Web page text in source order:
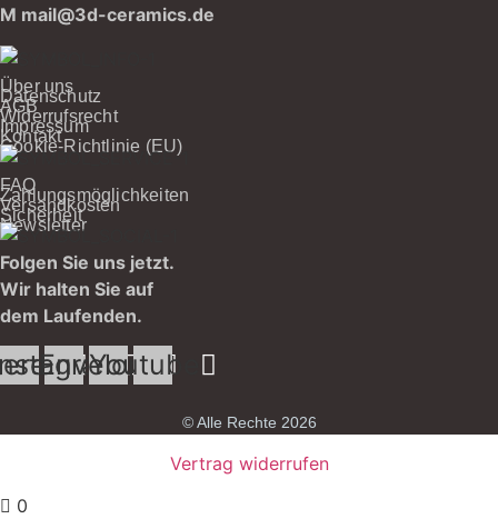
M mail@3d-ceramics.de
Über uns
Datenschutz
AGB
Widerrufsrecht
Impressum
Kontakt
Cookie-Richtlinie (EU)
FAQ
Zahlungsmöglichkeiten
Versandkosten
Sicherheit
Newsletter
Folgen Sie uns jetzt.
Wir halten Sie auf
dem Laufenden.
Envelope
Youtube
© Alle Rechte 2026
Vertrag widerrufen
0